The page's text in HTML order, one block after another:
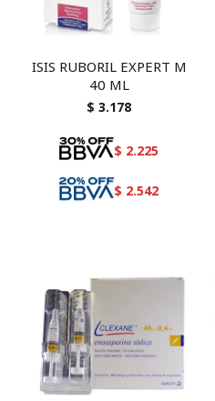
ISIS RUBORIL EXPERT M
40 ML
$ 3.178
$ 2.225
$ 2.542